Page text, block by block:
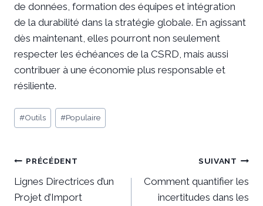
de données, formation des équipes et intégration
de la durabilité dans la stratégie globale. En agissant
dès maintenant, elles pourront non seulement
respecter les échéances de la CSRD, mais aussi
contribuer à une économie plus responsable et
résiliente.
Étiquettes
de
publication :
#Outils #Populaire
Navigation
de
PRÉCÉDENT
Lignes Directrices d’un
Projet d’Import
SUIVANT
Comment quantifier les
incertitudes dans les